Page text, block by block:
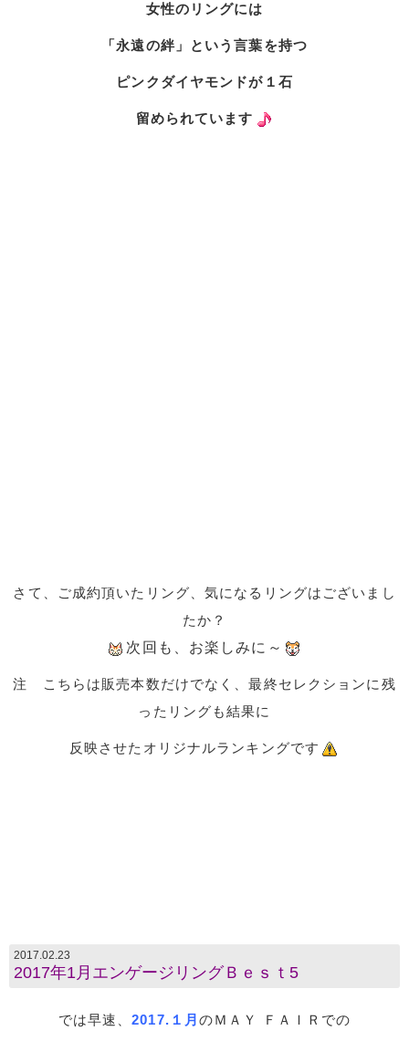
女性のリングには
「永遠の絆」という言葉を持つ
ピンクダイヤモンドが１石
留められています
さて、ご成約頂いたリング、気になるリングはございまし
たか？
次回も、お楽しみに～
注 こちらは販売本数だけでなく、最終セレクションに残
ったリングも結果に
反映させたオリジナルランキングです
2017.02.23
2017年1月エンゲージリングＢｅｓｔ5
では早速、2017.１月のＭＡＹ ＦＡＩＲでの